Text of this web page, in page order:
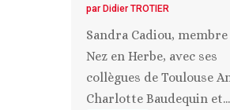
par Didier TROTIER
Sandra Cadiou, membre
Nez en Herbe, avec ses
collègues de Toulouse
Charlotte Baudequin et...